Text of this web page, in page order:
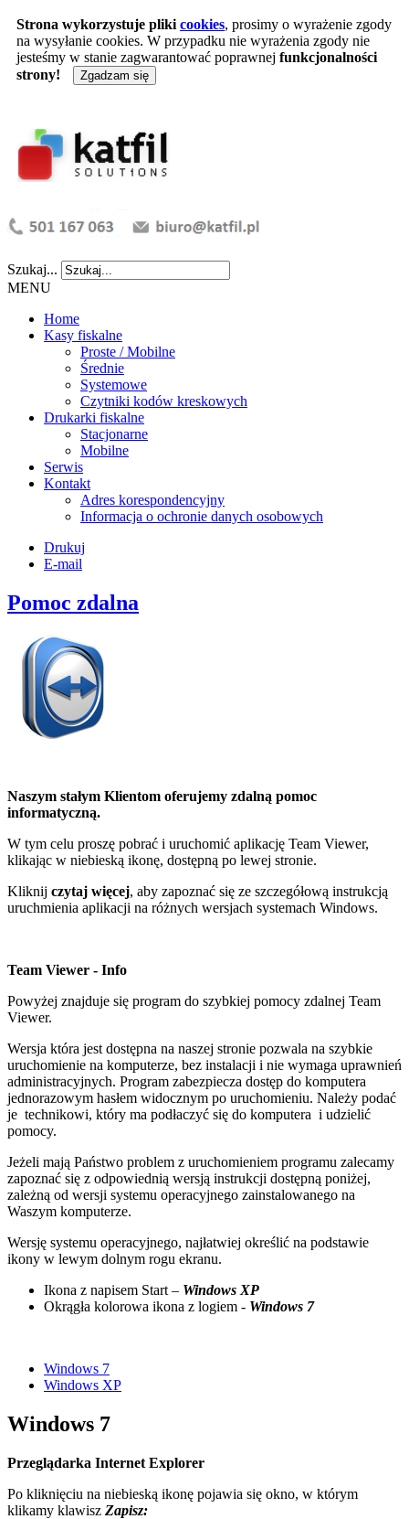
Strona wykorzystuje pliki cookies, prosimy o wyrażenie zgody
na wysyłanie cookies. W przypadku nie wyrażenia zgody nie
jesteśmy w stanie zagwarantować poprawnej funkcjonalności
strony!
Zgadzam się
Szukaj...
MENU
Home
Kasy fiskalne
Proste / Mobilne
Średnie
Systemowe
Czytniki kodów kreskowych
Drukarki fiskalne
Stacjonarne
Mobilne
Serwis
Kontakt
Adres korespondencyjny
Informacja o ochronie danych osobowych
Drukuj
E-mail
Pomoc zdalna
Naszym stałym Klientom oferujemy zdalną pomoc
informatyczną.
W tym celu proszę pobrać i uruchomić aplikację Team Viewer,
klikając w niebieską ikonę, dostępną po lewej stronie.
Kliknij czytaj więcej, aby zapoznać się ze szczegółową instrukcją
uruchmienia aplikacji na różnych wersjach systemach Windows.
Team Viewer - Info
Powyżej znajduje się program do szybkiej pomocy zdalnej Team
Viewer.
Wersja która jest dostępna na naszej stronie pozwala na szybkie
uruchomienie na komputerze, bez instalacji i nie wymaga uprawnień
administracyjnych. Program zabezpiecza dostęp do komputera
jednorazowym hasłem widocznym po uruchomieniu. Należy podać
je technikowi, który ma podłaczyć się do komputera i udzielić
pomocy.
Jeżeli mają Państwo problem z uruchomieniem programu zalecamy
zapoznać się z odpowiednią wersją instrukcji dostępną poniżej,
zależną od wersji systemu operacyjnego zainstalowanego na
Waszym komputerze.
Wersję systemu operacyjnego, najłatwiej określić na podstawie
ikony w lewym dolnym rogu ekranu.
Ikona z napisem Start – Windows XP
Okrągła kolorowa ikona z logiem - Windows 7
Windows 7
Windows XP
Windows 7
Przeglądarka Internet Explorer
Po kliknięciu na niebieską ikonę pojawia się okno, w którym
klikamy klawisz Zapisz: